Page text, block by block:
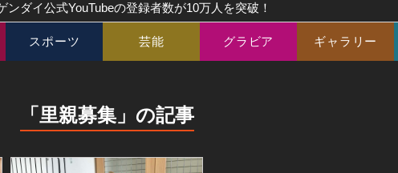
ンダイ公式YouTubeの登録者数が10万人を突破！
スポーツ 芸能 グラビア ギャラリー
「里親募集」の記事